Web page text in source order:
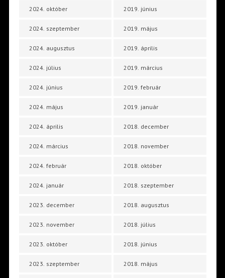
2024. október
2024. szeptember
2024. augusztus
2024. július
2024. június
2024. május
2024. április
2024. március
2024. február
2024. január
2023. december
2023. november
2023. október
2023. szeptember
2019. június
2019. május
2019. április
2019. március
2019. február
2019. január
2018. december
2018. november
2018. október
2018. szeptember
2018. augusztus
2018. július
2018. június
2018. május